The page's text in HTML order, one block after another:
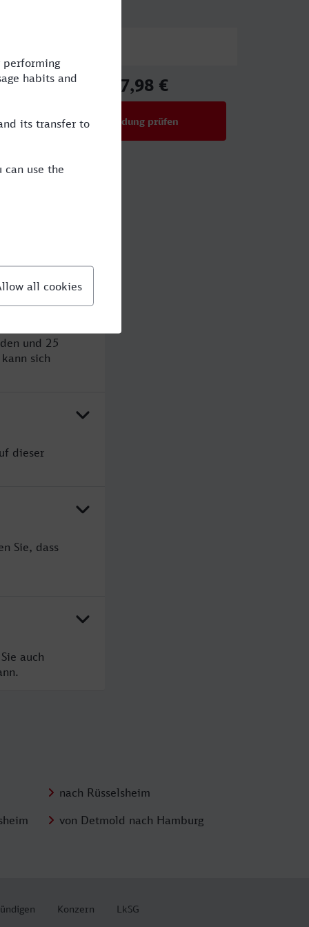
17,98 €
Verbindung prüfen
und 25
sich
dieser
Sie, dass
auch
nach Rüsselsheim
von Detmold nach Hamburg
Konzern LkSG